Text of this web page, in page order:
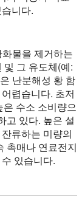
니다.
물을 제거하는
그 유도체(예:
난분해성 황 함
렵습니다. 초저
수소 소비량으
고 있다. 높은 설
류하는 미량의
촉매나 연료전지
있습니다.